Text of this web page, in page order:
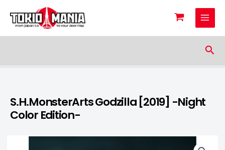
Skip to content
S.H.MonsterArts Godzilla [2019] -Night
Color Edition-